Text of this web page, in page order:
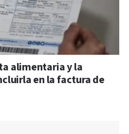
alimentaria y la
en la factura de